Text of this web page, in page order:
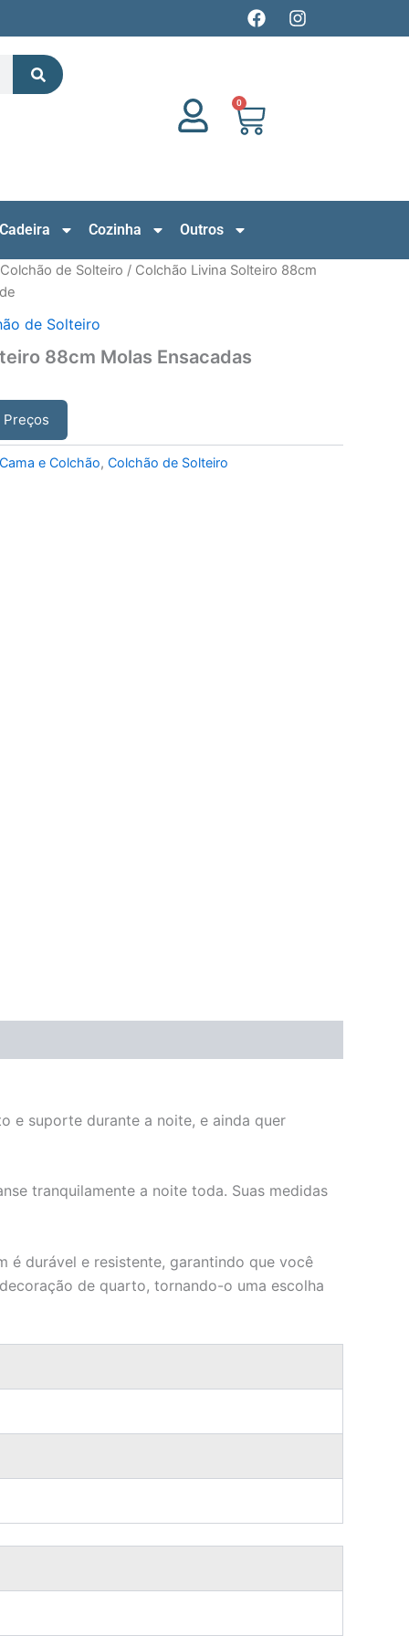
F
a
o
k
I
n
Search
0
Cart
Cozinha Outros
Colchão de Solteiro / Colchão Livina Solteiro 88cm
de Solteiro
88cm Molas Ensacadas
Cama e Colchão, Colchão de Solteiro
e suporte durante a noite, e ainda quer
tranquilamente a noite toda. Suas medidas
é durável e resistente, garantindo que você
de quarto, tornando-o uma escolha